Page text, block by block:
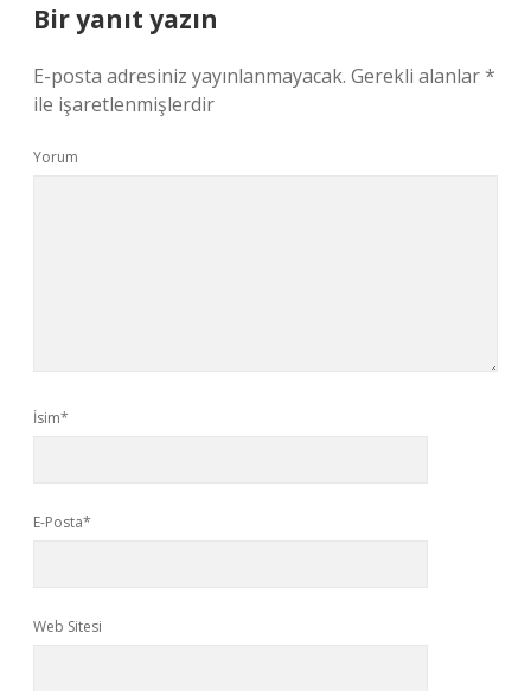
Bir yanıt yazın
E-posta adresiniz yayınlanmayacak. Gerekli alanlar*
ile işaretlenmişlerdir
Yorum
İsim*
E-Posta*
Web Sitesi